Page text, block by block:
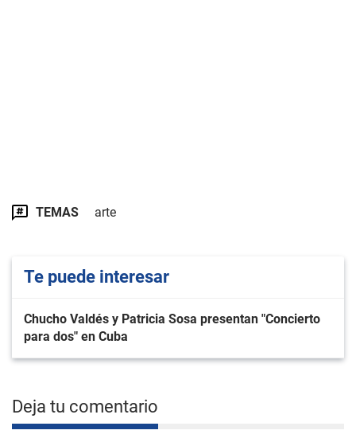
TEMAS arte
Te puede interesar
Chucho Valdés y Patricia Sosa presentan "Concierto
para dos" en Cuba
Deja tu comentario